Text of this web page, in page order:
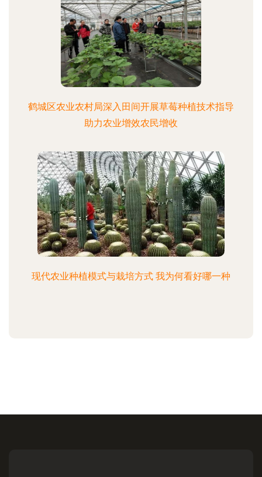
鹤城区农业农村局深入田间开展草莓种植技术指导
助力农业增效农民增收
现代农业种植模式与栽培方式 我为何看好哪一种